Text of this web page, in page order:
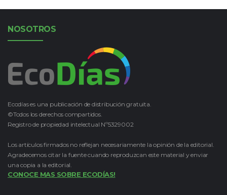
NOSOTROS
Ecodías es una publicación de distribución gratuita.
©Todos los derechos compartidos.
Registro de propiedad intelectual Nº5329002
Los artículos firmados no reflejan necesariamente la opinión de la editorial.
Agradecemos citar la fuente cuando reproduzcan este material y enviar
una copia a la editorial.
CONOCE MAS SOBRE ECODÍAS!